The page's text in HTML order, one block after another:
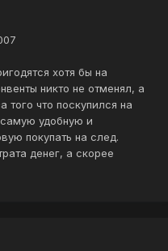
хотя бы на
никто не отменял, а
того что поскупился на
самую удобную и
покупать на след.
денег, а скорее